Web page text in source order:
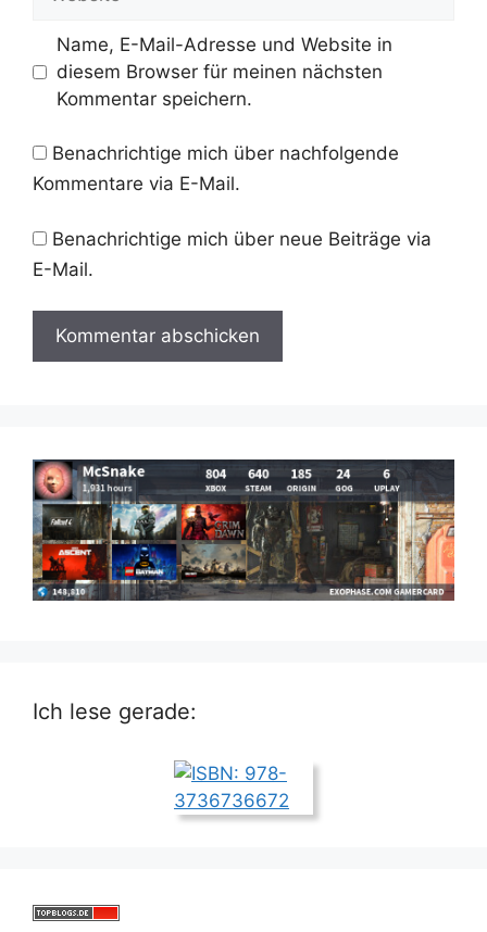
Name, E-Mail-Adresse und Website in
diesem Browser für meinen nächsten
Kommentar speichern.
Benachrichtige mich über nachfolgende
Kommentare via E-Mail.
Benachrichtige mich über neue Beiträge via
E-Mail.
Ich lese gerade: